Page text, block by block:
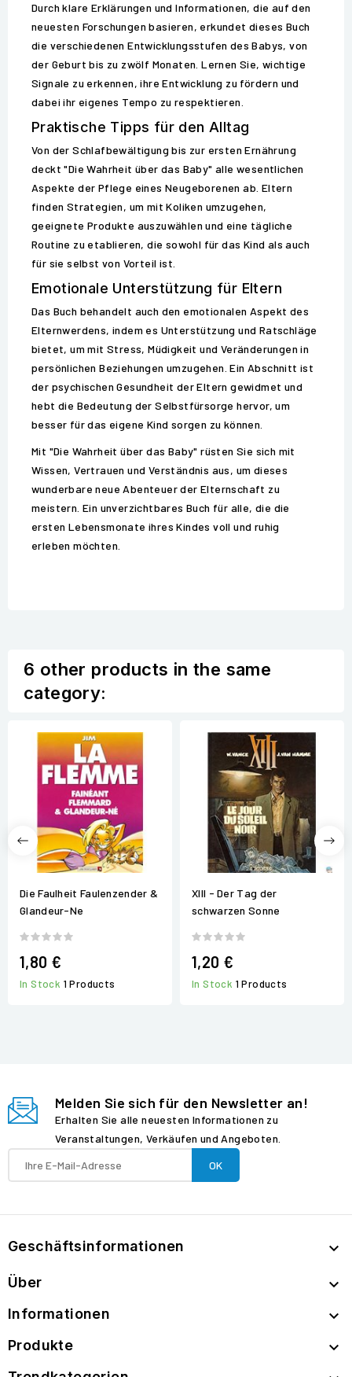
Durch klare Erklärungen und Informationen, die auf den
neuesten Forschungen basieren, erkundet dieses Buch
die verschiedenen Entwicklungsstufen des Babys, von
der Geburt bis zu zwölf Monaten. Lernen Sie, wichtige
Signale zu erkennen, ihre Entwicklung zu fördern und
dabei ihr eigenes Tempo zu respektieren.
Praktische Tipps für den Alltag
Von der Schlafbewältigung bis zur ersten Ernährung
deckt "Die Wahrheit über das Baby" alle wesentlichen
Aspekte der Pflege eines Neugeborenen ab. Eltern
finden Strategien, um mit Koliken umzugehen,
geeignete Produkte auszuwählen und eine tägliche
Routine zu etablieren, die sowohl für das Kind als auch
für sie selbst von Vorteil ist.
Emotionale Unterstützung für Eltern
Das Buch behandelt auch den emotionalen Aspekt des
Elternwerdens, indem es Unterstützung und Ratschläge
bietet, um mit Stress, Müdigkeit und Veränderungen in
persönlichen Beziehungen umzugehen. Ein Abschnitt ist
der psychischen Gesundheit der Eltern gewidmet und
hebt die Bedeutung der Selbstfürsorge hervor, um
besser für das eigene Kind sorgen zu können.
Mit "Die Wahrheit über das Baby" rüsten Sie sich mit
Wissen, Vertrauen und Verständnis aus, um dieses
wunderbare neue Abenteuer der Elternschaft zu
meistern. Ein unverzichtbares Buch für alle, die die
ersten Lebensmonate ihres Kindes voll und ruhig
erleben möchten.
6 other products in the same
category:
Die Faulheit Faulenzender &
Glandeur-Ne
1,80 €
In Stock 1 Products
XIII - Der Tag der
schwarzen Sonne
1,20 €
In Stock 1 Products
Melden Sie sich für den Newsletter an!
Erhalten Sie alle neuesten Informationen zu
Veranstaltungen, Verkäufen und Angeboten.
Geschäftsinformationen 
Über 
Informationen 
Produkte 